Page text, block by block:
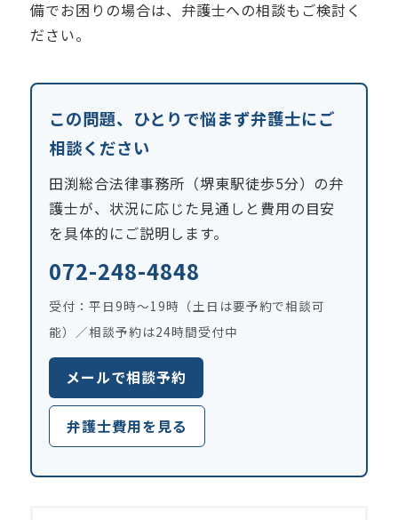
備でお困りの場合は、弁護士への相談もご検討く
ださい。
この問題、ひとりで悩まず弁護士にご
相談ください
田渕総合法律事務所（堺東駅徒歩5分）の弁
護士が、状況に応じた見通しと費用の目安
を具体的にご説明します。
072-248-4848
受付：平日9時〜19時（土日は要予約で相談可
能）／相談予約は24時間受付中
メールで相談予約
弁護士費用を見る